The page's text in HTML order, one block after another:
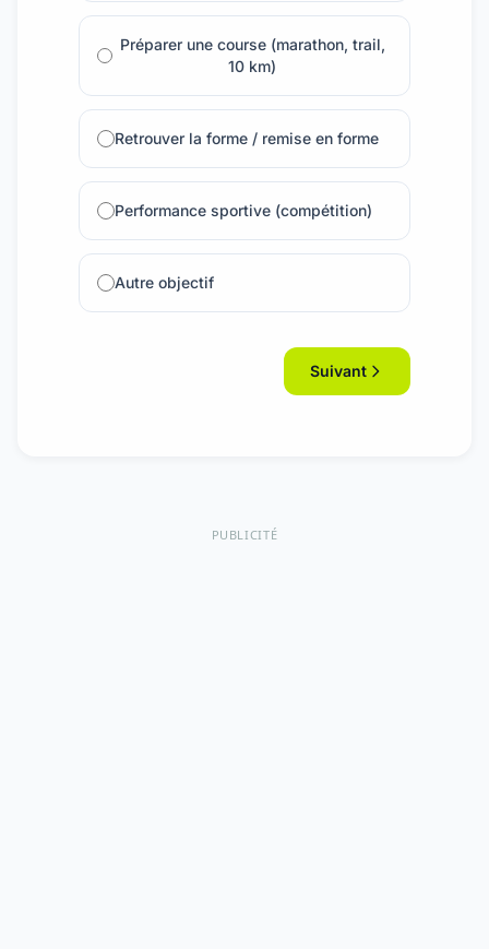
Préparer une course (marathon, trail,
10 km)
Retrouver la forme / remise en forme
Performance sportive (compétition)
Autre objectif
Suivant
PUBLICITÉ